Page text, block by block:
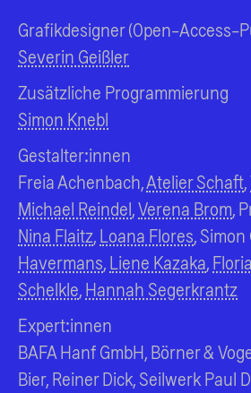
Grafikdesigner (Open-Access-
Severin Geißler
Zusätzliche Programmierung
Simon Knebl
Gestalter:innen
Freia Achenbach,Atelier Schaft,
Michael Reindel,Verena Brom,
Nina Flaitz, Loana Flores,
Havermans, Liene Kazaka,
Schelkle, Hannah Segerkrantz
Expert:innen
BAFA Hanf GmbH, Börner &
Bier, Reiner Dick, Seilwerk Paul